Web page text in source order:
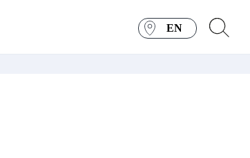
EN